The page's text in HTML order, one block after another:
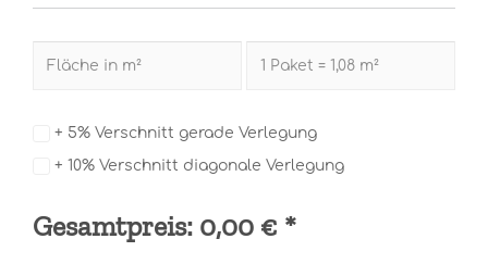
+ 5% Verschnitt gerade Verlegung
+ 10% Verschnitt diagonale Verlegung
Gesamtpreis: 0,00 € *